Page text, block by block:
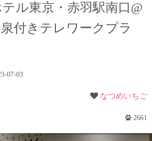
ル東京・赤羽駅南口@
付きテレワークプラ
07-03
なつめいちご
2661